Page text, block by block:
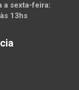
a sexta-feira:
13hs